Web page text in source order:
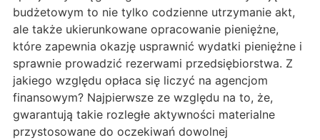
budżetowym to nie tylko codzienne utrzymanie akt,
ale także ukierunkowane opracowanie pieniężne,
które zapewnia okazję usprawnić wydatki pieniężne i
sprawnie prowadzić rezerwami przedsiębiorstwa. Z
jakiego względu opłaca się liczyć na agencjom
finansowym? Najpierwsze ze względu na to, że,
gwarantują takie rozległe aktywności materialne
przystosowane do oczekiwań dowolnej